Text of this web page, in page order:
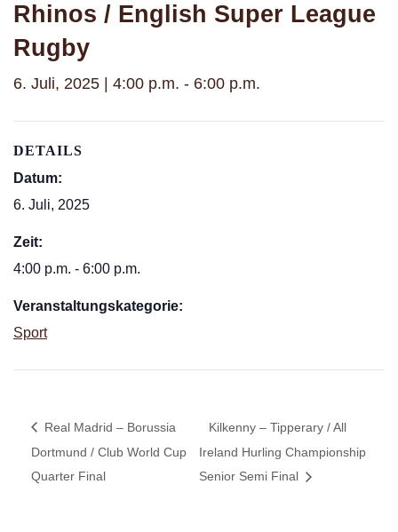
Rhinos / English Super League
Rugby
6. Juli, 2025 | 4:00 p.m. - 6:00 p.m.
DETAILS
Datum:
6. Juli, 2025
Zeit:
4:00 p.m. - 6:00 p.m.
Veranstaltungskategorie:
Sport
Real Madrid – Borussia
Dortmund / Club World Cup
Quarter Final
Kilkenny – Tipperary / All
Ireland Hurling Championship
Senior Semi Final